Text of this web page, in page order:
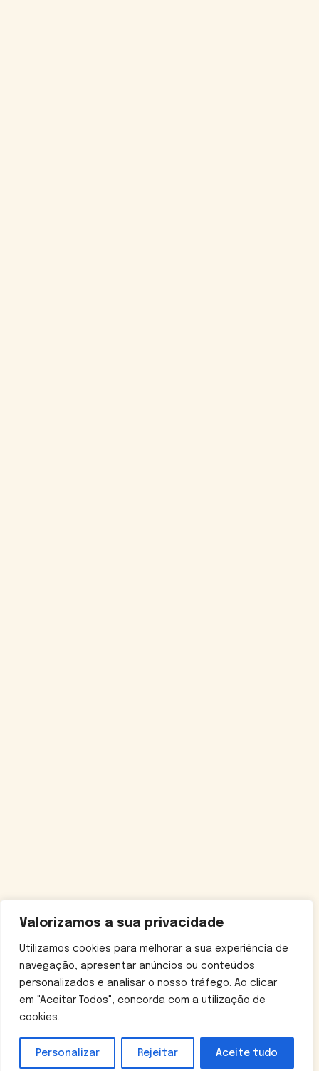
Valorizamos a sua privacidade
Utilizamos cookies para melhorar a sua experiência de
navegação, apresentar anúncios ou conteúdos
personalizados e analisar o nosso tráfego. Ao clicar
em "Aceitar Todos", concorda com a utilização de
cookies.
Personalizar Rejeitar Aceite tudo